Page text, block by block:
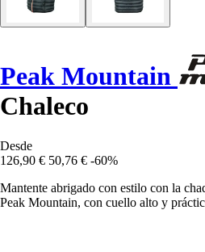
Peak Mountain
Chaleco
Desde
126,90 € 50,76 € -60%
Mantente abrigado con estilo con la
Peak Mountain, con cuello alto y